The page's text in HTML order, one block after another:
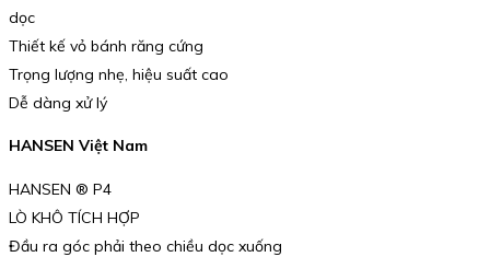
dọc
Thiết kế vỏ bánh răng cứng
Trọng lượng nhẹ, hiệu suất cao
Dễ dàng xử lý
HANSEN Việt Nam
HANSEN ® P4
LÒ KHÔ TÍCH HỢP
Đầu ra góc phải theo chiều dọc xuống